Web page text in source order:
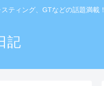
ティング、GTなどの話題満載！
記